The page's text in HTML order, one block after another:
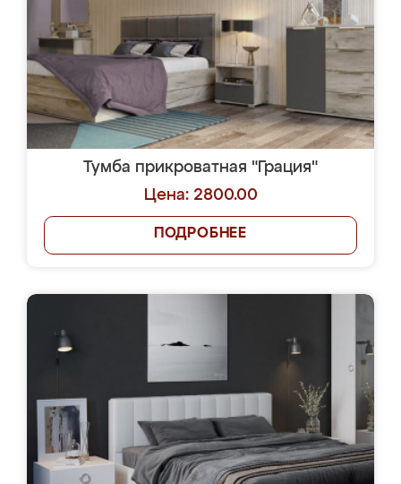
Тумба прикроватная "Грация"
Цена: 2800.00
ПОДРОБНЕЕ